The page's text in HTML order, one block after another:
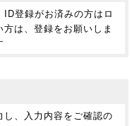
ID登録がお済みの方はロ
は、登録をお願いしま
、入力内容をご確認の